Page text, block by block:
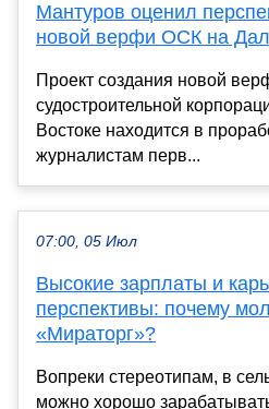
Мантуров оценил
новой верфи ОСК на
Проект создания новой
судостроительной
Востоке находится в
журналистам перв...
07:00, 05 Июл
Высокие зарплаты и
перспективы: почему
«Мираторг»?
Вопреки стереотипам, в
можно хорошо